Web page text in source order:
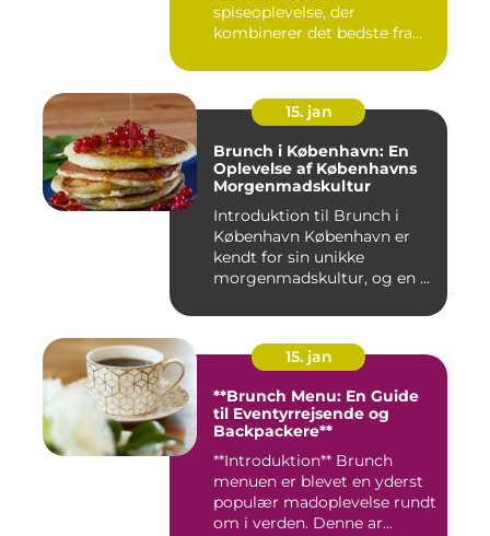
spiseoplevelse, der
kombinerer det bedste fra
15. jan
Brunch i København: En
Oplevelse af Københavns
Morgenmadskultur
Introduktion til Brunch i
København København er
kendt for sin unikke
morgenmadskultur, og en af
15. jan
**Brunch Menu: En Guide
til Eventyrrejsende og
Backpackere**
**Introduktion** Brunch
menuen er blevet en yderst
populær madoplevelse rundt
om i verden. Denne ar...